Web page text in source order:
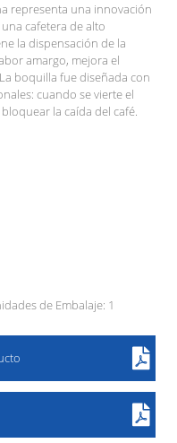
representa una innovación
cafetera de alto
la dispensación de la
amargo, mejora el
boquilla fue diseñada con
cuando se vierte el
la caída del café.
de Embalaje: 1